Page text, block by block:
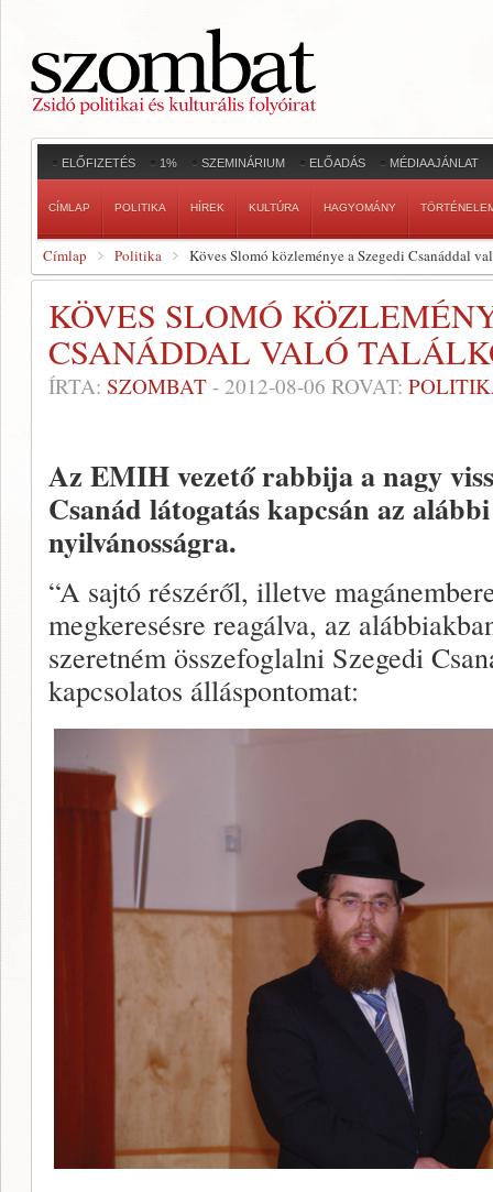
ELŐFIZETÉS 1% SZEMINÁRIUM ELŐADÁS MÉDIAAJÁNLAT
CÍMLAP POLITIKA HÍREK KULTÚRA HAGYOMÁNY
Címlap Politika Köves Slomó közleménye a Szegedi Csanáddal
KÖVES SLOMÓ
CSANÁDDAL VALÓ
ÍRTA: SZOMBAT - 2012-08-06 ROVAT:
Az EMIH vezető rabbija a nagy
Csanád látogatás kapcsán az
nyilvánosságra.
“A sajtó részéről, illetve
megkeresésre reagálva, az
szeretném összefoglalni Szegedi
kapcsolatos álláspontomat: